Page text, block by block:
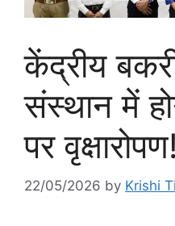
केंद्रीय
संस्थान में
पर वृक्षारोपण!
22/05/2026 by Krishi